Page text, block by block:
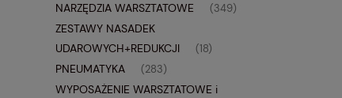
NARZĘDZIA WARSZTATOWE (349)
ZESTAWY NASADEK
UDAROWYCH+REDUKCJI
(18)
PNEUMATYKA (283)
WYPOSAŻENIE WARSZTATOWE i